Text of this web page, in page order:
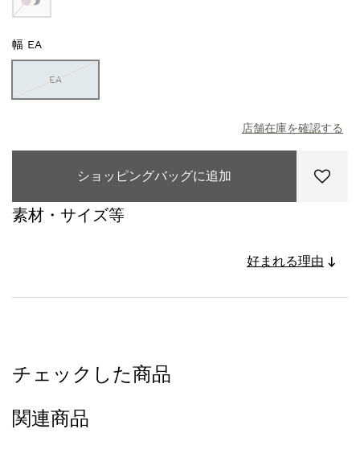
幅 EA
EA
店舗在庫を確認する
ショッピングバッグに追加
素材・サイズ等
好まれる理由
チェックした商品
関連商品